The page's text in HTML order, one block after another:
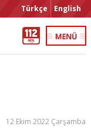
Türkçe English
12 Ekim 2022 Çarşamba